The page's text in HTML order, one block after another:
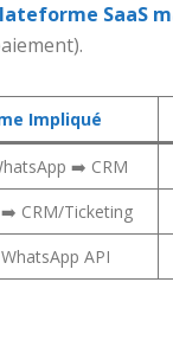
SaaS
Impliqué
➡️ CRM
CRM/Ticketing
API